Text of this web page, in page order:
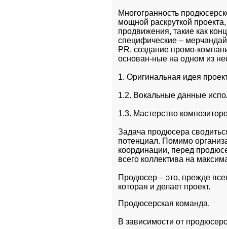
Многогранность
мощной раскруткой
продвижения, такие как
специфические –
PR, создание промо-
основан-ные на одном из
1. Оригинальная идея
1.2. Вокальные данные
1.3. Мастерство
Задача продюсера
потенциал. Помимо
координации, перед
всего коллектива на
Продюсер – это, прежде
которая и делает проект.
Продюсерская команда.
В зависимости от